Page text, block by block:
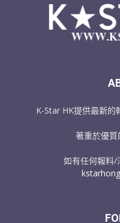
K-Star HK提供最新的
著重於優質
如有任何報料/